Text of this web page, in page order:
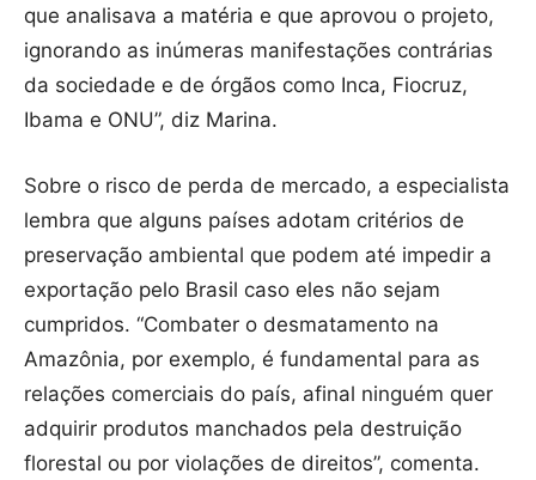
que analisava a matéria e que aprovou o projeto,
ignorando as inúmeras manifestações contrárias
da sociedade e de órgãos como Inca, Fiocruz,
Ibama e ONU”, diz Marina.
Sobre o risco de perda de mercado, a especialista
lembra que alguns países adotam critérios de
preservação ambiental que podem até impedir a
exportação pelo Brasil caso eles não sejam
cumpridos. “Combater o desmatamento na
Amazônia, por exemplo, é fundamental para as
relações comerciais do país, afinal ninguém quer
adquirir produtos manchados pela destruição
florestal ou por violações de direitos”, comenta.